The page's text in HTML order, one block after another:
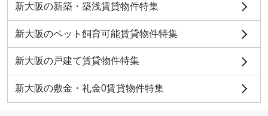
新大阪の新築・築浅賃貸物件特集
新大阪のペット飼育可能賃貸物件特集
新大阪の戸建て賃貸物件特集
新大阪の敷金・礼金0賃貸物件特集